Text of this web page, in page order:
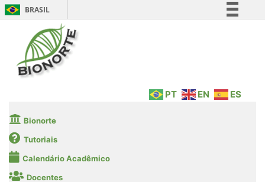
BRASIL
Legislação
PT EN ES
Bionorte
Tutoriais
Calendário Acadêmico
Docentes